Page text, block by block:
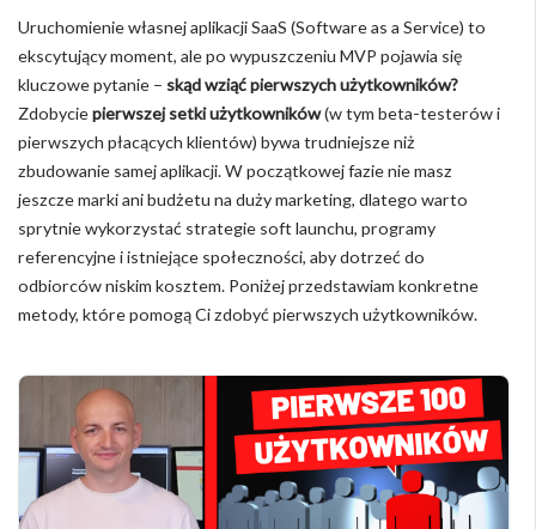
Uruchomienie własnej aplikacji SaaS (Software as a Service) to
ekscytujący moment, ale po wypuszczeniu MVP pojawia się
kluczowe pytanie – skąd wziąć pierwszych użytkowników?
Zdobyciepierwszej setki użytkowników(w tym beta-testerów i
pierwszych płacących klientów) bywa trudniejsze niż
zbudowanie samej aplikacji. W początkowej fazie nie masz
jeszcze marki ani budżetu na duży marketing, dlatego warto
sprytnie wykorzystać strategie soft launchu, programy
referencyjne i istniejące społeczności, aby dotrzeć do
odbiorców niskim kosztem. Poniżej przedstawiam konkretne
metody, które pomogą Ci zdobyć pierwszych użytkowników.